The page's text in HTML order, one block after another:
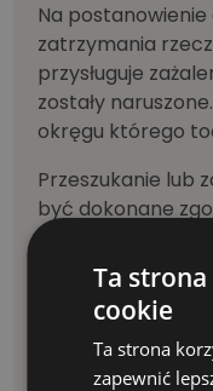
Na
zatrzymania
przysługuje
zostały
okręgu którego
Przeszukanie lub
być dokonane
zachowaniem
osób, których ta
wyrządzania
dolegliwości.
Adw. Andrzej
Ta
cookie
Ta strona
zapewnić